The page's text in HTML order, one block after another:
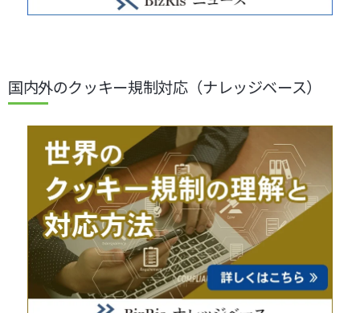
国内外のクッキー規制対応（ナレッジベース）